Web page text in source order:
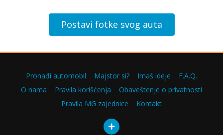
Postavi fotke svog auta
Pronađi automobil Majstor si? Imaš ideje
F.A.Q.
O nama
Pravila korišćenja
Obaveštenje o privatnosti
Pravila MG zajednice
Kontakt